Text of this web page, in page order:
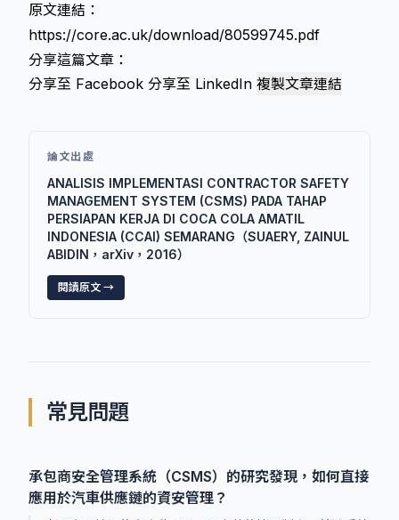
原文連結：
https://core.ac.uk/download/80599745.pdf
分享這篇文章：
分享至 Facebook 分享至 LinkedIn 複製文章連結
論文出處
ANALISIS IMPLEMENTASI CONTRACTOR SAFETY
MANAGEMENT SYSTEM (CSMS) PADA TAHAP
PERSIAPAN KERJA DI COCA COLA AMATIL
INDONESIA (CCAI) SEMARANG（SUAERY, ZAINUL
ABIDIN，arXiv，2016）
閱讀原文 →
常見問題
承包商安全管理系統（CSMS）的研究發現，如何直接
應用於汽車供應鏈的資安管理？